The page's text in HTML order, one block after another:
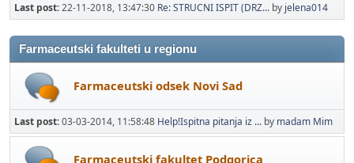
Last post:22-11-2018, 13:47:30 Re: STRUCNI ISPIT (DRZ... by jelena014
Farmaceutski fakulteti u regionu
Farmaceutski odsek Novi Sad
Last post:03-03-2014, 11:58:48 Help!Ispitna pitanja iz ... by madam Mim
Farmaceutski fakultet Podgorica